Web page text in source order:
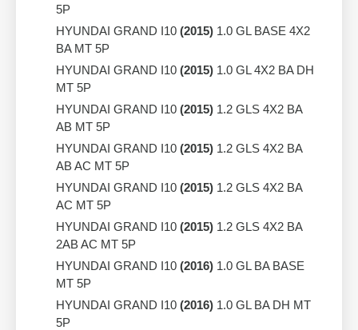
5P
HYUNDAI GRAND I10 (2015) 1.0 GL BASE 4X2
BA MT 5P
HYUNDAI GRAND I10 (2015) 1.0 GL 4X2 BA DH
MT 5P
HYUNDAI GRAND I10 (2015) 1.2 GLS 4X2 BA
AB MT 5P
HYUNDAI GRAND I10 (2015) 1.2 GLS 4X2 BA
AB AC MT 5P
HYUNDAI GRAND I10 (2015) 1.2 GLS 4X2 BA
AC MT 5P
HYUNDAI GRAND I10 (2015) 1.2 GLS 4X2 BA
2AB AC MT 5P
HYUNDAI GRAND I10 (2016) 1.0 GL BA BASE
MT 5P
HYUNDAI GRAND I10 (2016) 1.0 GL BA DH MT
5P